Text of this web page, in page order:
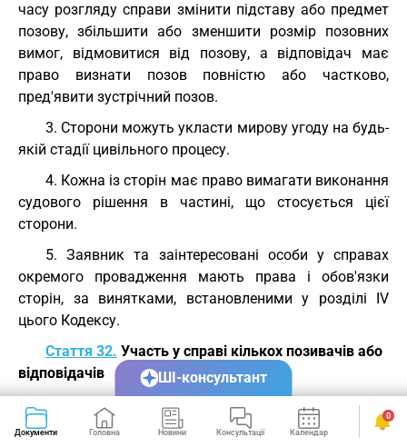
часу розгляду справи змінити підставу або предмет
позову, збільшити або зменшити розмір позовних
вимог, відмовитися від позову, а відповідач має
право визнати позов повністю або частково,
пред'явити зустрічний позов.
3. Сторони можуть укласти мирову угоду на будь-
якій стадії цивільного процесу.
4. Кожна із сторін має право вимагати виконання
судового рішення в частині, що стосується цієї
сторони.
5. Заявник та заінтересовані особи у справах
окремого провадження мають права і обов'язки
сторін, за винятками, встановленими у розділі IV
цього Кодексу.
Стаття 32. Участь у справі кількох позивачів або
відповідачів
1. Позов може бути пред'явлений спільно
кількома позивачами або до кількох відповідачів.
Документи Головна Новини Консультації Календар Сервіси
0
ШІ-консультант